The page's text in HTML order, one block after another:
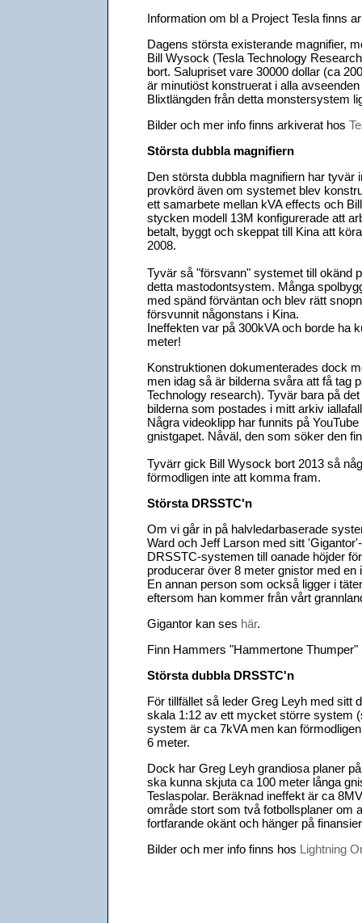
Information om bl a Project Tesla finns
Dagens största existerande magnifier,
Bill Wysock (Tesla Technology
bort. Salupriset vare 30000 dollar (ca
är minutiöst konstruerat i alla
Blixtlängden från detta monstersystem
Bilder och mer info finns arkiverat hos
Största dubbla magnifiern
Den största dubbla magnifiern har tyvär
provkörd även om systemet blev
ett samarbete mellan kVA effects och
stycken modell 13M konfigurerade att
betalt, byggt och skeppat till Kina att
2008.
Tyvär så "försvann" systemet till okänd
detta mastodontsystem. Många
med spänd förväntan och blev rätt
försvunnit någonstans i Kina.
Ineffekten var på 300kVA och borde ha
meter!
Konstruktionen dokumenterades dock
men idag så är bilderna svåra att få tag
Technology research). Tyvär bara på
bilderna som postades i mitt arkiv
Några videoklipp har funnits på
gnistgapet. Nåväl, den som söker den
Tyvärr gick Bill Wysock bort 2013 så
förmodligen inte att komma fram.
Största DRSSTC'n
Om vi går in på halvledarbaserade
Ward och Jeff Larson med sitt
DRSSTC-systemen till oanade höjder
producerar över 8 meter gnistor med en
En annan person som också ligger i
eftersom han kommer från vårt
Gigantor kan ses här.
Finn Hammers "Hammertone
Största dubbla DRSSTC'n
För tillfället så leder Greg Leyh med sitt
skala 1:12 av ett mycket större system
system är ca 7kVA men kan
6 meter.
Dock har Greg Leyh grandiosa planer
ska kunna skjuta ca 100 meter långa
Teslaspolar. Beräknad ineffekt är ca
område stort som två fotbollsplaner om
fortfarande okänt och hänger på
Bilder och mer info finns hos Lightning